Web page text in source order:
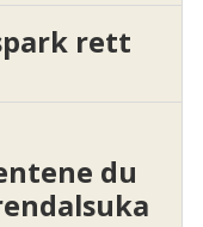
rett
du